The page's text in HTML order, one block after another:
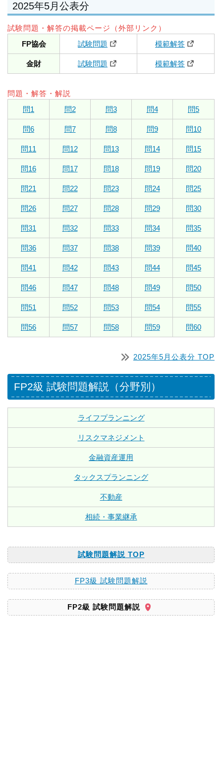
2025年5月公表分
試験問題・解答の掲載ページ（外部リンク）
FP協会
試験問題 模範解答
金財 試験問題 模範解答
問題・解答・解説
問1
問2 問3 問4 問5
問6 問7 問8 問9 問10
問11 問12 問13 問14 問15
問16 問17 問18 問19 問20
問21 問22 問23 問24 問25
問26 問27 問28 問29 問30
問31 問32 問33 問34 問35
問36 問37 問38 問39 問40
問41 問42 問43 問44 問45
問46 問47 問48 問49 問50
問51 問52 問53 問54 問55
問56 問57 問58 問59 問60
2025年5月公表分 TOP
FP2級 試験問題解説（分野別）
ライフプランニング
リスクマネジメント
金融資産運用
タックスプランニング
不動産
相続・事業継承
試験問題解説 TOP
FP3級 試験問題解説
FP2級 試験問題解説